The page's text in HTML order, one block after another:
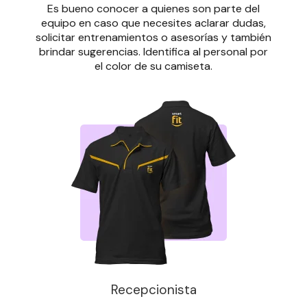
Es bueno conocer a quienes son parte del
equipo en caso que necesites aclarar dudas,
solicitar entrenamientos o asesorías y también
brindar sugerencias. Identifica al personal por
el color de su camiseta.
Recepcionista